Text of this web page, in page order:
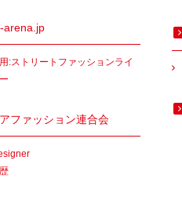
arena.jp
:ストリートファッションライ
ファッション連合会